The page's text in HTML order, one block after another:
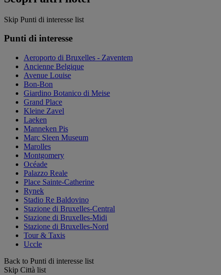
Skip Punti di interesse list
Punti di interesse
Aeroporto di Bruxelles - Zaventem
Ancienne Belgique
Avenue Louise
Bon-Bon
Giardino Botanico di Meise
Grand Place
Kleine Zavel
Laeken
Manneken Pis
Marc Sleen Museum
Marolles
Montgomery
Océade
Palazzo Reale
Place Sainte-Catherine
Rynek
Stadio Re Baldovino
Stazione di Bruxelles-Central
Stazione di Bruxelles-Midi
Stazione di Bruxelles-Nord
Tour & Taxis
Uccle
Back to Punti di interesse list
Skip Città list